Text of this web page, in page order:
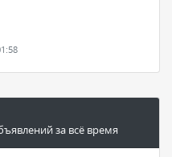
за всё время